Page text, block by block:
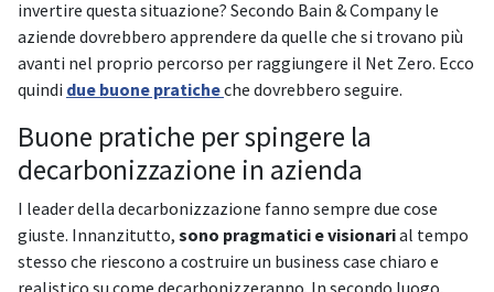
invertire questa situazione? Secondo Bain & Company le
aziende dovrebbero apprendere da quelle che si trovano più
avanti nel proprio percorso per raggiungere il Net Zero. Ecco
quindi due buone praticheche dovrebbero seguire.
Buone pratiche per spingere la
decarbonizzazione in azienda
I leader della decarbonizzazione fanno sempre due cose
giuste. Innanzitutto, sono pragmatici e visionarial tempo
stesso che riescono a costruire un business case chiaro e